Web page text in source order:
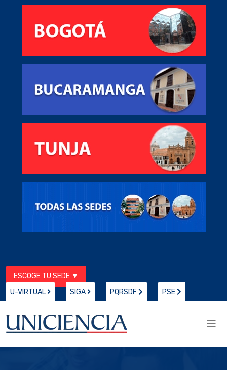
ESCOGE TU SEDE ▼
U-VIRTUAL
SIGA PQRSDF PSE